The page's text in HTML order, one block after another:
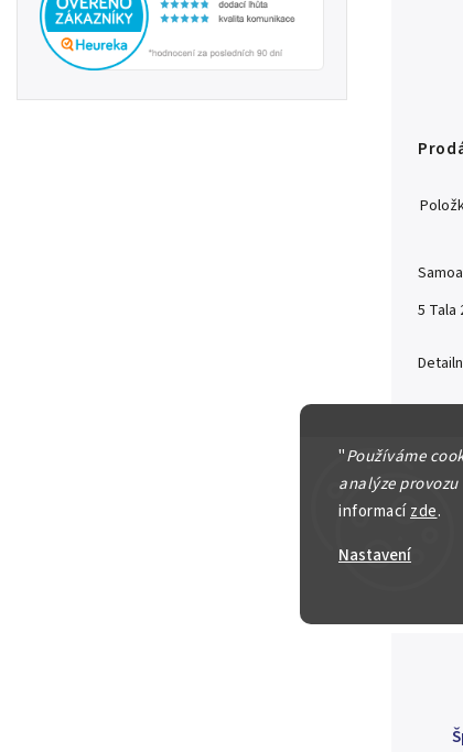
"Používáme
analýze
informacízde.
Nastavení
Samoa
5 Tala
Zeptat